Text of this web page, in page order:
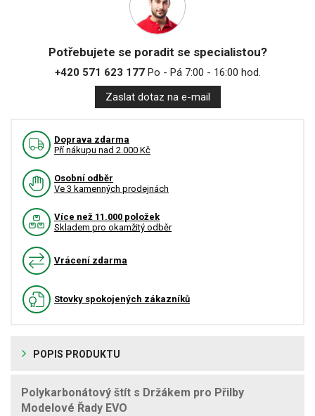
Potřebujete se poradit se specialistou?
+420 571 623 177Po - Pá 7:00 - 16:00 hod.
Zaslat dotaz na e-mail
Doprava zdarma
Pří nákupu nad 2.000 Kč
Osobní odběr
Ve 3 kamenných prodejnách
Více než 11.000 položek
Skladem pro okamžitý odběr
Vrácení zdarma
Stovky spokojených zákazníků
POPIS PRODUKTU
Polykarbonátový štít s Držákem pro Přilby
Modelové Řady EVO